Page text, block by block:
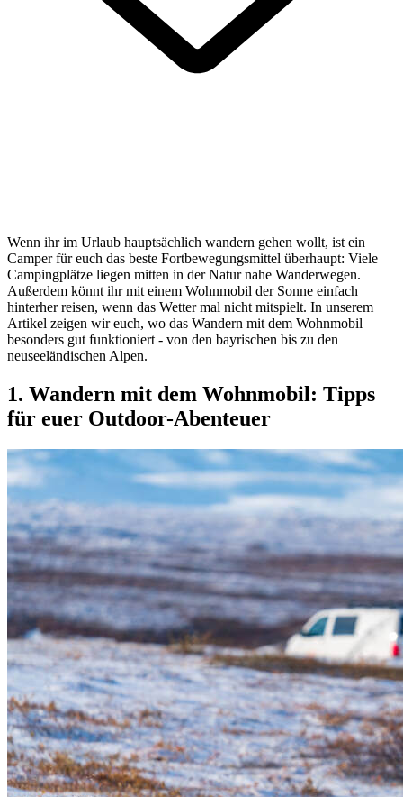
Wenn ihr im Urlaub hauptsächlich wandern gehen wollt, ist ein
Camper für euch das beste Fortbewegungsmittel überhaupt: Viele
Campingplätze liegen mitten in der Natur nahe Wanderwegen.
Außerdem könnt ihr mit einem Wohnmobil der Sonne einfach
hinterher reisen, wenn das Wetter mal nicht mitspielt. In unserem
Artikel zeigen wir euch, wo das Wandern mit dem Wohnmobil
besonders gut funktioniert - von den bayrischen bis zu den
neuseeländischen Alpen.
1. Wandern mit dem Wohnmobil: Tipps
für euer Outdoor-Abenteuer